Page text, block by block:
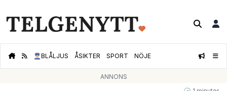
👮🏻‍♂️BLÅLJUS ÅSIKTER SPORT NÖJE
ANNONS